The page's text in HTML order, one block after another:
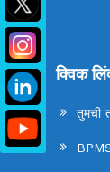
क्विक
तुमची